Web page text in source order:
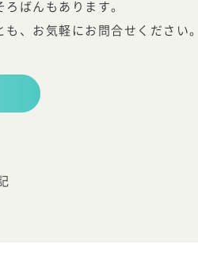
ろばんもあります。
、お気軽にお問合せください。